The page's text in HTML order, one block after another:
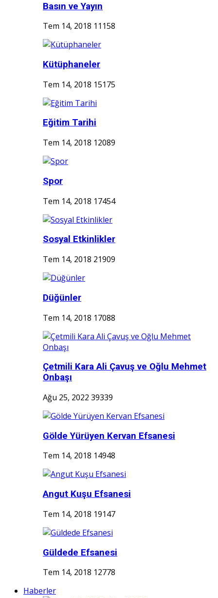
Basın ve Yayın
Tem 14, 2018 11158
Kütüphaneler
Tem 14, 2018 15175
Eğitim Tarihi
Tem 14, 2018 12089
Spor
Tem 14, 2018 17454
Sosyal Etkinlikler
Tem 14, 2018 21909
Düğünler
Tem 14, 2018 17088
Çetmili Kara Ali Çavuş ve Oğlu Mehmet
Onbaşı
Ağu 25, 2022 39339
Gölde Yürüyen Kervan Efsanesi
Tem 14, 2018 14948
Angut Kuşu Efsanesi
Tem 14, 2018 19147
Güldede Efsanesi
Tem 14, 2018 12778
Haberler